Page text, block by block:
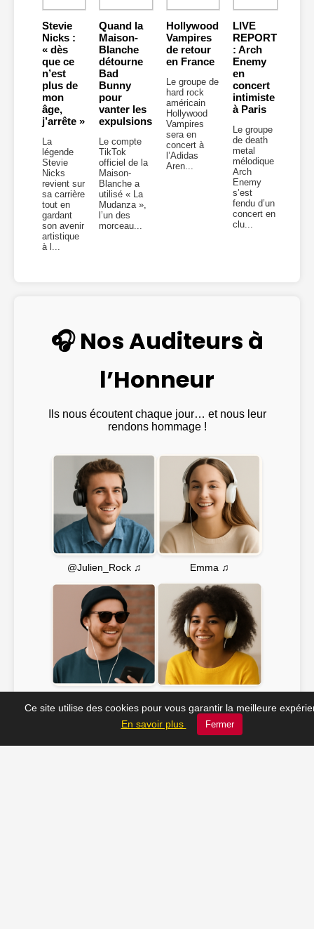
Stevie
Nicks :
« dès
que ce
n’est
plus de
mon
âge,
j’arrête »
La
légende
Stevie
Nicks
revient sur
sa carrière
tout en
gardant
son avenir
artistique
à l...
Quand la
Maison-
Blanche
détourne
Bad
Bunny
pour
vanter les
expulsions
Le compte
TikTok
officiel de la
Maison-
Blanche a
utilisé « La
Mudanza »,
l’un des
morceau...
Hollywood
Vampires
de retour
en France
Le groupe de
hard rock
américain
Hollywood
Vampires
sera en
concert à
l’Adidas
Aren...
LIVE
REPORT
: Arch
Enemy
en
concert
intimiste
à Paris
Le groupe
de death
metal
mélodique
Arch
Enemy
s’est
fendu d’un
concert en
clu...
🎧 Nos Auditeurs à
l’Honneur
Ils nous écoutent chaque jour… et nous leur
rendons hommage !
@Julien_Rock ♫ Emma ♫
Ce site utilise des cookies pour vous garantir la meilleure
En savoir plus
Fermer